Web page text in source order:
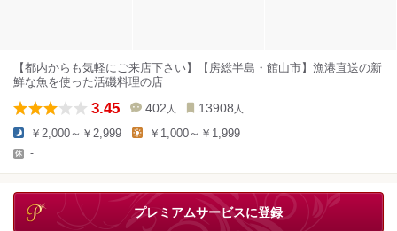
【都内からも気軽にご来店下さい】【房総半島・館山市】漁港直送の新
鮮な魚を使った活磯料理の店
3.45 402 人 13908 人
￥2,000～￥2,999 ￥1,000～￥1,999
-
プレミアムサービスに登録